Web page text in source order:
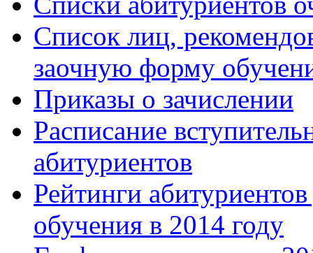
Список лиц,
заочную форму
Приказы о зачислении
Расписание
абитуриентов
Рейтинги
обучения в 2014 году